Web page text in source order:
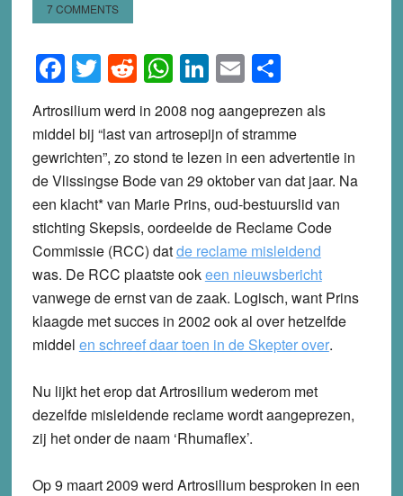
7 COMMENTS
Facebook
Twitter
Reddit
WhatsApp
LinkedIn
EmailShare
Artrosilium werd in 2008 nog aangeprezen als
middel bij “last van artrosepijn of stramme
gewrichten”, zo stond te lezen in een advertentie in
de Vlissingse Bode van 29 oktober van dat jaar. Na
een klacht* van Marie Prins, oud-bestuurslid van
stichting Skepsis, oordeelde de Reclame Code
Commissie (RCC) datde reclame misleidend
was. De RCC plaatste ookeen nieuwsbericht
vanwege de ernst van de zaak. Logisch, want Prins
klaagde met succes in 2002 ook al over hetzelfde
middel en schreef daar toen in de Skepter over.
Nu lijkt het erop dat Artrosilium wederom met
dezelfde misleidende reclame wordt aangeprezen,
zij het onder de naam ‘Rhumaflex’.
Op 9 maart 2009 werd Artrosilium besproken in een